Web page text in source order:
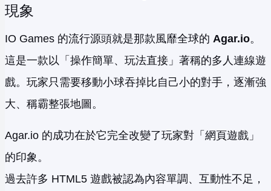
現象
IO Games 的流行源頭就是那款風靡全球的 Agar.io。
這是一款以「操作簡單、玩法直接」著稱的多人連線遊
戲。玩家只需要移動小球吞掉比自己小的對手，逐漸強
大、稱霸整張地圖。
Agar.io 的成功在於它完全改變了玩家對「網頁遊戲」
的印象。
過去許多 HTML5 遊戲被認為內容單調、互動性不足，